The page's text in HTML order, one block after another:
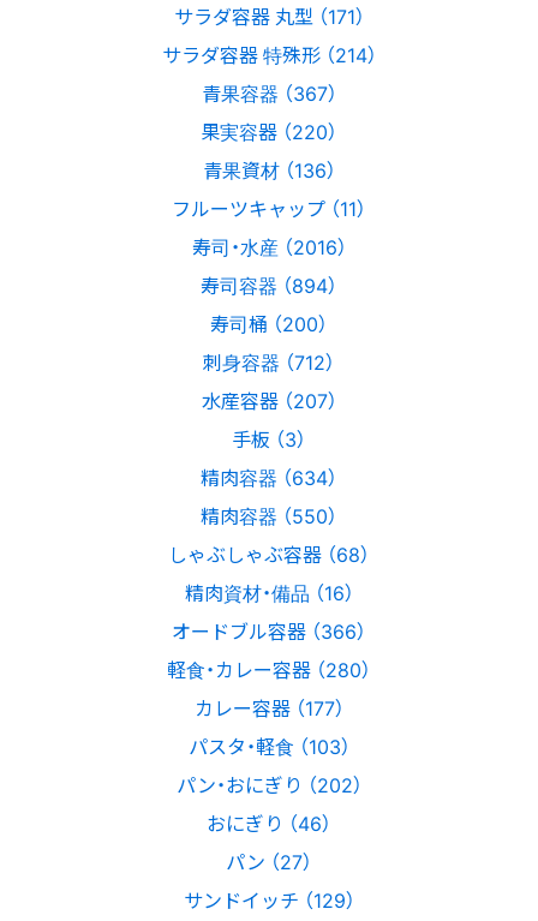
サラダ容器 丸型 （171）
サラダ容器 特殊形 （214）
青果容器 （367）
果実容器 （220）
青果資材 （136）
フルーツキャップ （11）
寿司・水産 （2016）
寿司容器 （894）
寿司桶 （200）
刺身容器 （712）
水産容器 （207）
手板 （3）
精肉容器 （634）
精肉容器 （550）
しゃぶしゃぶ容器 （68）
精肉資材・備品 （16）
オードブル容器 （366）
軽食・カレー容器 （280）
カレー容器 （177）
パスタ・軽食 （103）
パン・おにぎり （202）
おにぎり （46）
パン （27）
サンドイッチ （129）